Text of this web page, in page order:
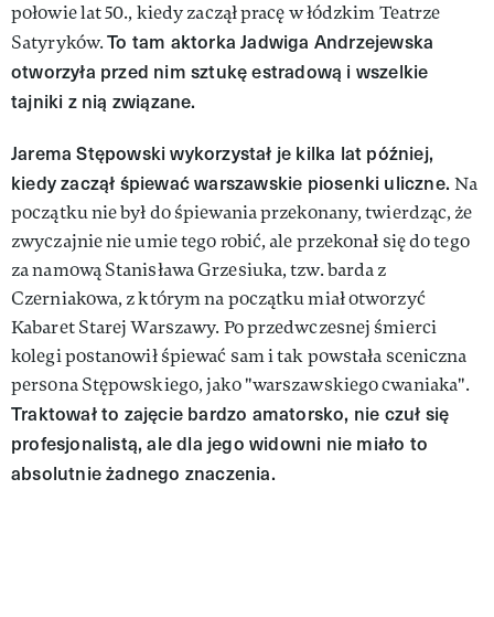
połowie lat 50., kiedy zaczął pracę w łódzkim Teatrze
Satyryków.To tam aktorka Jadwiga Andrzejewska
otworzyła przed nim sztukę estradową i wszelkie
tajniki z nią związane.
Jarema Stępowski wykorzystał je kilka lat później,
kiedy zaczął śpiewać warszawskie piosenki uliczne.Na
początku nie był do śpiewania przekonany, twierdząc, że
zwyczajnie nie umie tego robić, ale przekonał się do tego
za namową Stanisława Grzesiuka, tzw. barda z
Czerniakowa, z którym na początku miał otworzyć
Kabaret Starej Warszawy. Po przedwczesnej śmierci
kolegi postanowił śpiewać sam i tak powstała sceniczna
persona Stępowskiego, jako "warszawskiego cwaniaka".
Traktował to zajęcie bardzo amatorsko, nie czuł się
profesjonalistą, ale dla jego widowni nie miało to
absolutnie żadnego znaczenia.